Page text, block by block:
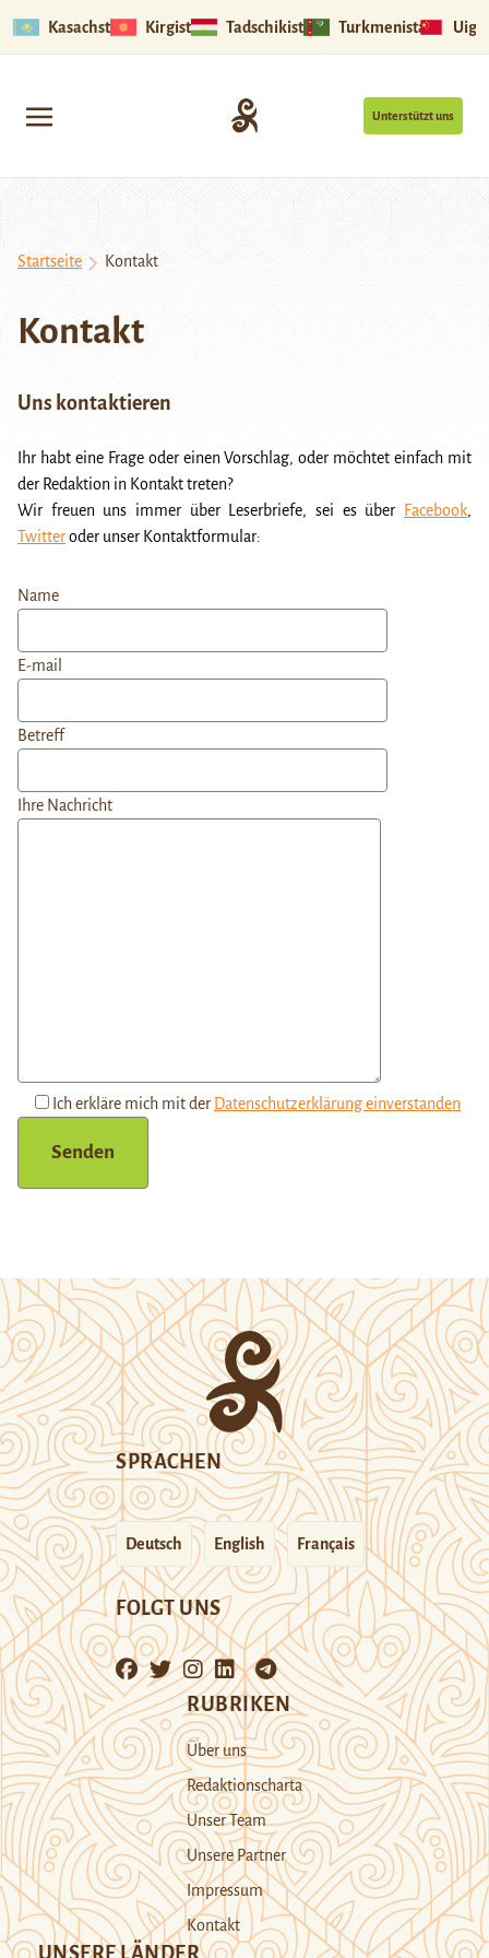
Kasachstan Kirgistan Tadschikistan Turkmenistan
Unterstützt uns
Startseite Kontakt
Kontakt
Uns kontaktieren
Ihr habt eine Frage oder einen Vorschlag, oder möchtet einfach mit
der Redaktion in Kontakt treten?
Wir freuen uns immer über Leserbriefe, sei es über
Facebook,
Twitteroder unser Kontaktformular:
Name
E-mail
Betreff
Ihre Nachricht
Ich erkläre mich mit der Datenschutzerklärung einverstanden
SPRACHEN
Deutsch English Français
FOLGT UNS
RUBRIKEN
Über uns
Redaktionscharta
Unser Team
Unsere Partner
Impressum
Kontakt